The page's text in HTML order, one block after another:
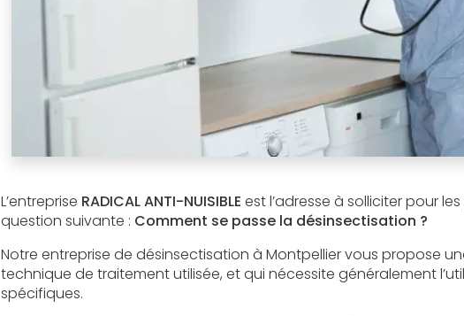
L’entreprise RADICAL ANTI-NUISIBLE est l’adresse à solliciter pour
question suivante : Comment se passe la désinsectisation ?
Notre entreprise de désinsectisation à Montpellier vous propose
technique de traitement utilisée, et qui nécessite généralement
spécifiques.